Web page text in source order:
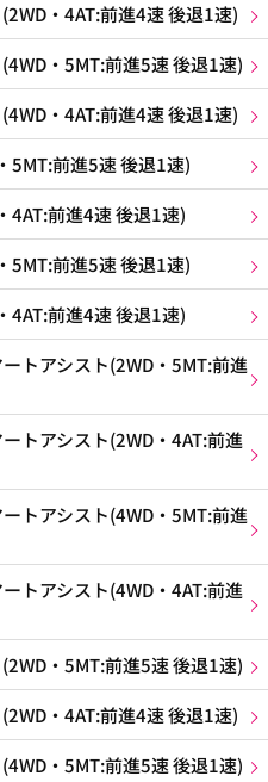
・4AT:前進4速 後退1速)
・5MT:前進5速 後退1速)
・4AT:前進4速 後退1速)
前進5速 後退1速)
前進4速 後退1速)
前進5速 後退1速)
前進4速 後退1速)
アシスト(2WD・5MT:前進
アシスト(2WD・4AT:前進
アシスト(4WD・5MT:前進
アシスト(4WD・4AT:前進
・5MT:前進5速 後退1速)
・4AT:前進4速 後退1速)
・5MT:前進5速 後退1速)